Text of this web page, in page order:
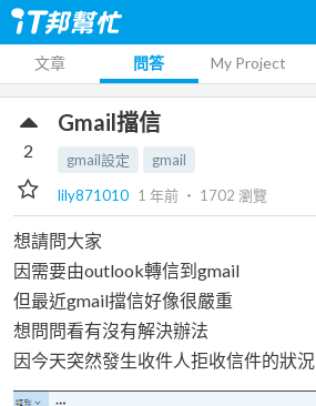
文章 問答 My Project
Gmail擋信
gmail設定
gmail
lily871010 1 年前 ‧ 1702 瀏覽
2
想請問大家
因需要由outlook轉信到gmail
但最近gmail擋信好像很嚴重
想問問看有沒有解決辦法
因今天突然發生收件人拒收信件的狀況